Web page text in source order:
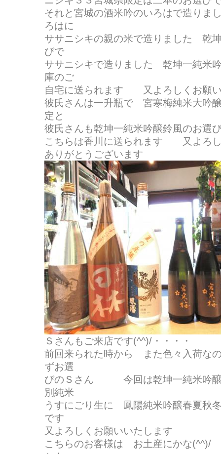
それと宮城の酒米吟のいろはで造り
ろはに
ササニシキの親の米で造りました 乾
びで
ササニシキで造りました 乾坤一純米
庫のご
自宅に送られます 又よろしくお願
彼氏さんは一升瓶で 宮寒梅純米大吟
定と
彼氏さんも乾坤一純米吟醸鈴風のお選
こちらは香川に送られます 又よろし
ありがとうございます
Ｓさんもご来店です(^^)/・・・・
前回来られた時から また色々入荷な
ずお選
びのＳさん 今回は乾坤一純米吟醸
別純米
うすにごり生に 鳳陽純米吟醸春夏秋
です
又よろしくお願いいたします
こちらのお客様は お土産にかな(^^)/